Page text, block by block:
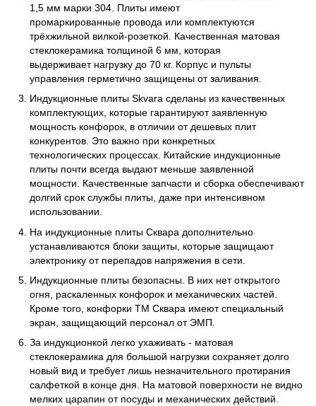
1,5 мм марки 304. Плиты имеют
промаркированные провода или комплектуются
трёхжильной вилкой-розеткой. Качественная матовая
стеклокерамика толщиной 6 мм, которая
выдерживает нагрузку до 70 кг. Корпус и пульты
управления герметично защищены от заливания.
Индукционные плиты Skvara сделаны из качественных
комплектующих, которые гарантируют заявленную
мощность конфорок, в отличии от дешевых плит
конкурентов. Это важно при конкретных
технологических процессах. Китайские индукционные
плиты почти всегда выдают меньше заявленной
мощности. Качественные запчасти и сборка обеспечивают
долгий срок службы плиты, даже при интенсивном
использовании.
На индукционные плиты Сквара дополнительно
устанавливаются блоки защиты, которые защищают
электронику от перепадов напряжения в сети.
Индукционные плиты безопасны. В них нет открытого
огня, раскаленных конфорок и механических частей.
Кроме того, конфорки ТМ Сквара имеют специальный
экран, защищающий персонал от ЭМП.
За индукционкой легко ухаживать - матовая
стеклокерамика для большой нагрузки сохраняет долго
новый вид и требует лишь незначительного протирания
салфеткой в конце дня. На матовой поверхности не видно
мелких царапин от посуды и механических действий.